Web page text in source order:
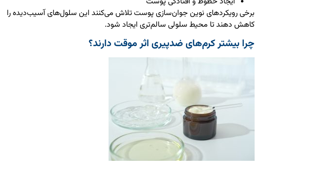
برخی رویکردهای نوین جوان‌سازی پوست تلاش می‌کنند این سلول‌های آسیب‌دیده را
کاهش دهند تا محیط سلولی سالم‌تری ایجاد شود.
چرا بیشتر کرم‌های ضدپیری اثر موقت دارند؟